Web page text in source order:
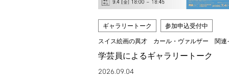
ギャラリートーク 参加申込受付中
スイス絵画の異才 カール・ヴァルザー 関連
学芸員によるギャラリートーク
2026.09.04